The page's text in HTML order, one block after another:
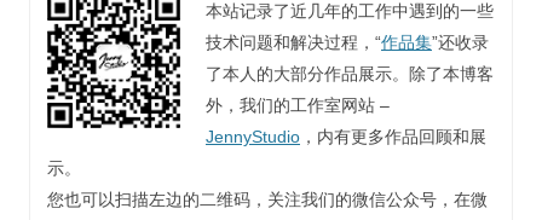
本站记录了近几年的工作中遇到的一些
技术问题和解决过程，“作品集”还收录
了本人的大部分作品展示。除了本博客
外，我们的工作室网站 –
JennyStudio ，内有更多作品回顾和展
示。
您也可以扫描左边的二维码，关注我们的微信公众号，在微